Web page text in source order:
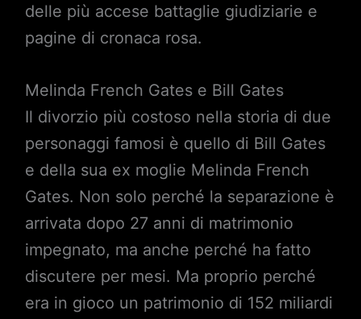
delle più accese battaglie giudiziarie e
pagine di cronaca rosa.
Melinda French Gates e Bill Gates
Il divorzio più costoso nella storia di due
personaggi famosi è quello di Bill Gates
e della sua ex moglie Melinda French
Gates. Non solo perché la separazione è
arrivata dopo 27 anni di matrimonio
impegnato, ma anche perché ha fatto
discutere per mesi. Ma proprio perché
era in gioco un patrimonio di 152 miliardi